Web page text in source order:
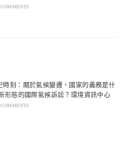
時刻：關於氣候變遷，國家的義務是什
形態的國際氣候訴訟？環境資訊中心